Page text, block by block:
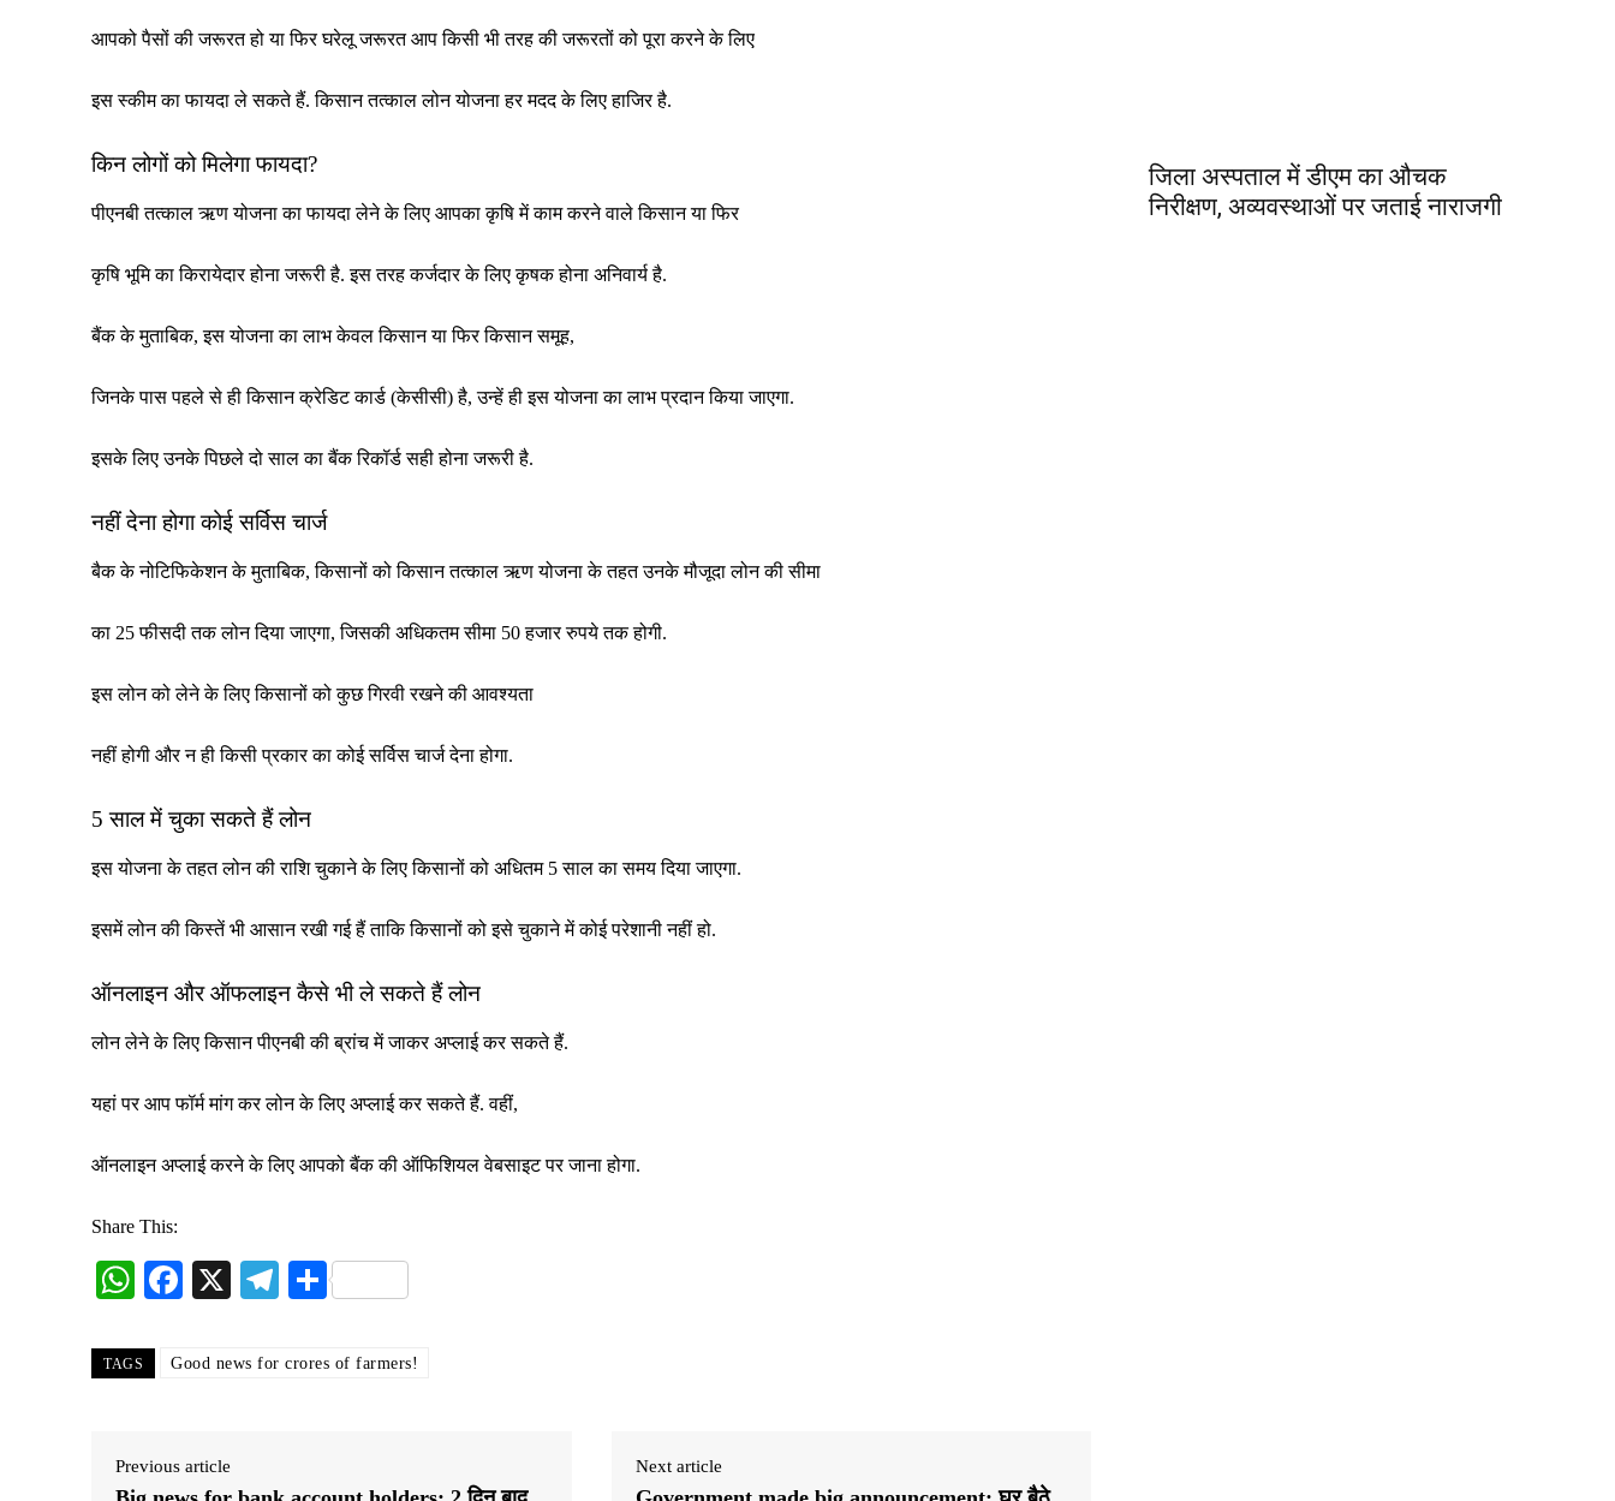
आपको पैसों की जरूरत हो या फिर घरेलू जरूरत आप किसी भी तरह की जरूरतों को पूरा करने के लिए
इस स्कीम का फायदा ले सकते हैं. किसान तत्काल लोन योजना हर मदद के लिए हाजिर है.
किन लोगों को मिलेगा फायदा?
पीएनबी तत्काल ऋण योजना का फायदा लेने के लिए आपका कृषि में काम करने वाले किसान या फिर
कृषि भूमि का किरायेदार होना जरूरी है. इस तरह कर्जदार के लिए कृषक होना अनिवार्य है.
बैंक के मुताबिक, इस योजना का लाभ केवल किसान या फिर किसान समूह,
जिनके पास पहले से ही किसान क्रेडिट कार्ड (केसीसी) है, उन्हें ही इस योजना का लाभ प्रदान किया जाएगा.
इसके लिए उनके पिछले दो साल का बैंक रिकॉर्ड सही होना जरूरी है.
नहीं देना होगा कोई सर्विस चार्ज
बैक के नोटिफिकेशन के मुताबिक, किसानों को किसान तत्काल ऋण योजना के तहत उनके मौजूदा लोन की सीमा
का 25 फीसदी तक लोन दिया जाएगा, जिसकी अधिकतम सीमा 50 हजार रुपये तक होगी.
इस लोन को लेने के लिए किसानों को कुछ गिरवी रखने की आवश्यता
नहीं होगी और न ही किसी प्रकार का कोई सर्विस चार्ज देना होगा.
5 साल में चुका सकते हैं लोन
इस योजना के तहत लोन की राशि चुकाने के लिए किसानों को अधितम 5 साल का समय दिया जाएगा.
इसमें लोन की किस्तें भी आसान रखी गई हैं ताकि किसानों को इसे चुकाने में कोई परेशानी नहीं हो.
ऑनलाइन और ऑफलाइन कैसे भी ले सकते हैं लोन
लोन लेने के लिए किसान पीएनबी की ब्रांच में जाकर अप्लाई कर सकते हैं.
यहां पर आप फॉर्म मांग कर लोन के लिए अप्लाई कर सकते हैं. वहीं,
ऑनलाइन अप्लाई करने के लिए आपको बैंक की ऑफिशियल वेबसाइट पर जाना होगा.
Share This:
W
ts
Fa
bo
X
Te
gr
S
re
TAGS Good news for crores of farmers!
Previous article Next article
जिला अस्पताल में डीएम का औचक
निरीक्षण, अव्यवस्थाओं पर जताई नाराजगी